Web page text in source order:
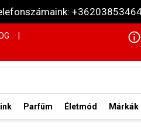
Parfüm Életmód Márkák